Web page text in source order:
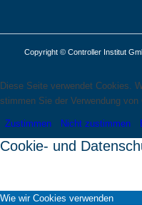
Copyright © Controller Institut
Diese Seite verwendet Cookies.
stimmen Sie der Verwendung von
Zustimmen Nicht zustimmen
Cookie- und
Wie wir Cookies verwenden